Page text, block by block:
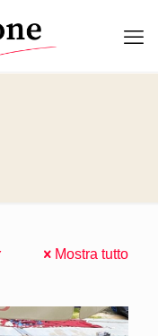
Mostra tutto